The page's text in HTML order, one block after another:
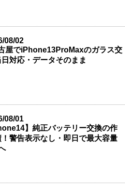
08/02
屋でiPhone13ProMaxのガラス交
対応・データそのまま
08/01
】純正バッテリー交換の作
警告表示なし・即日で最大容量